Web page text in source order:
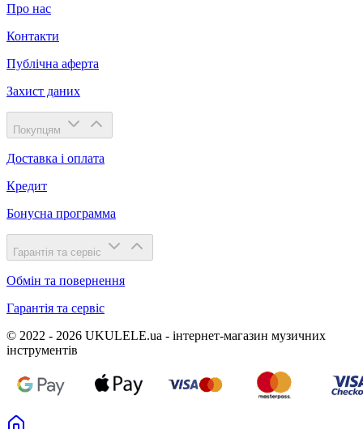
Про нас
Контакти
Публічна аферта
Захист даних
Покупцям
Доставка і оплата
Кредит
Бонусна программа
Гарантія та сервіс
Обмін та повернення
Гарантія та сервіс
© 2022 - 2026 UKULELE.ua - інтернет-магазин музичних
інструментів